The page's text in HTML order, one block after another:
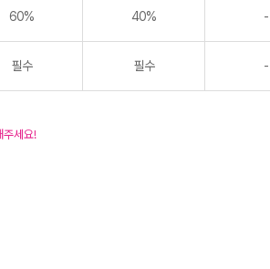
60% 40% -
필수 필수 -
주세요!